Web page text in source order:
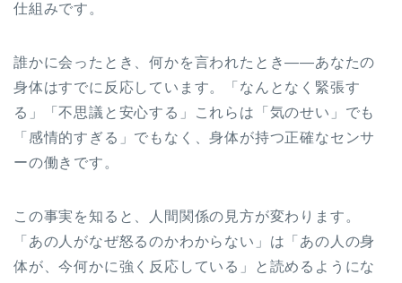
仕組みです。
誰かに会ったとき、何かを言われたとき——あなたの
身体はすでに反応しています。「なんとなく緊張す
る」「不思議と安心する」これらは「気のせい」でも
「感情的すぎる」でもなく、身体が持つ正確なセンサ
ーの働きです。
この事実を知ると、人間関係の見方が変わります。
「あの人がなぜ怒るのかわからない」は「あの人の身
体が、今何かに強く反応している」と読めるようにな